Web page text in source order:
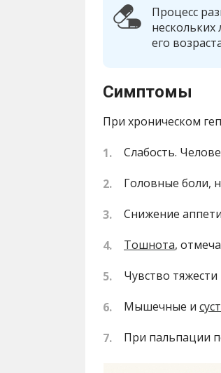
Процесс
нескольких
его
Симптомы
При хроническом
Слабость.
Головные боли,
Снижение
Тошнота,
Чувство
Мышечные и
При пальпации